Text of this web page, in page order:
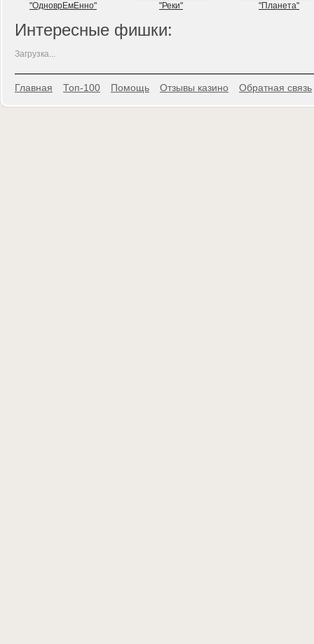
"ОдноврЕмЕнно"
"Реки"
"Планета"
Интересные фишки:
Загрузка...
Главная Топ-100 Помощь Отзывы казино Обратная связь